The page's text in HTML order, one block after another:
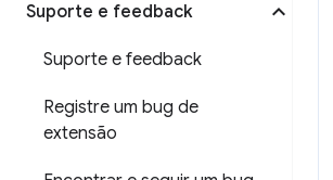
Suporte e feedback
Suporte e feedback
Registre um bug de
extensão